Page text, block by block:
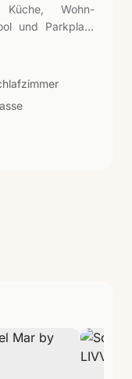
Küche, Wohn-
und Parkplatz
und
Platz für sechs